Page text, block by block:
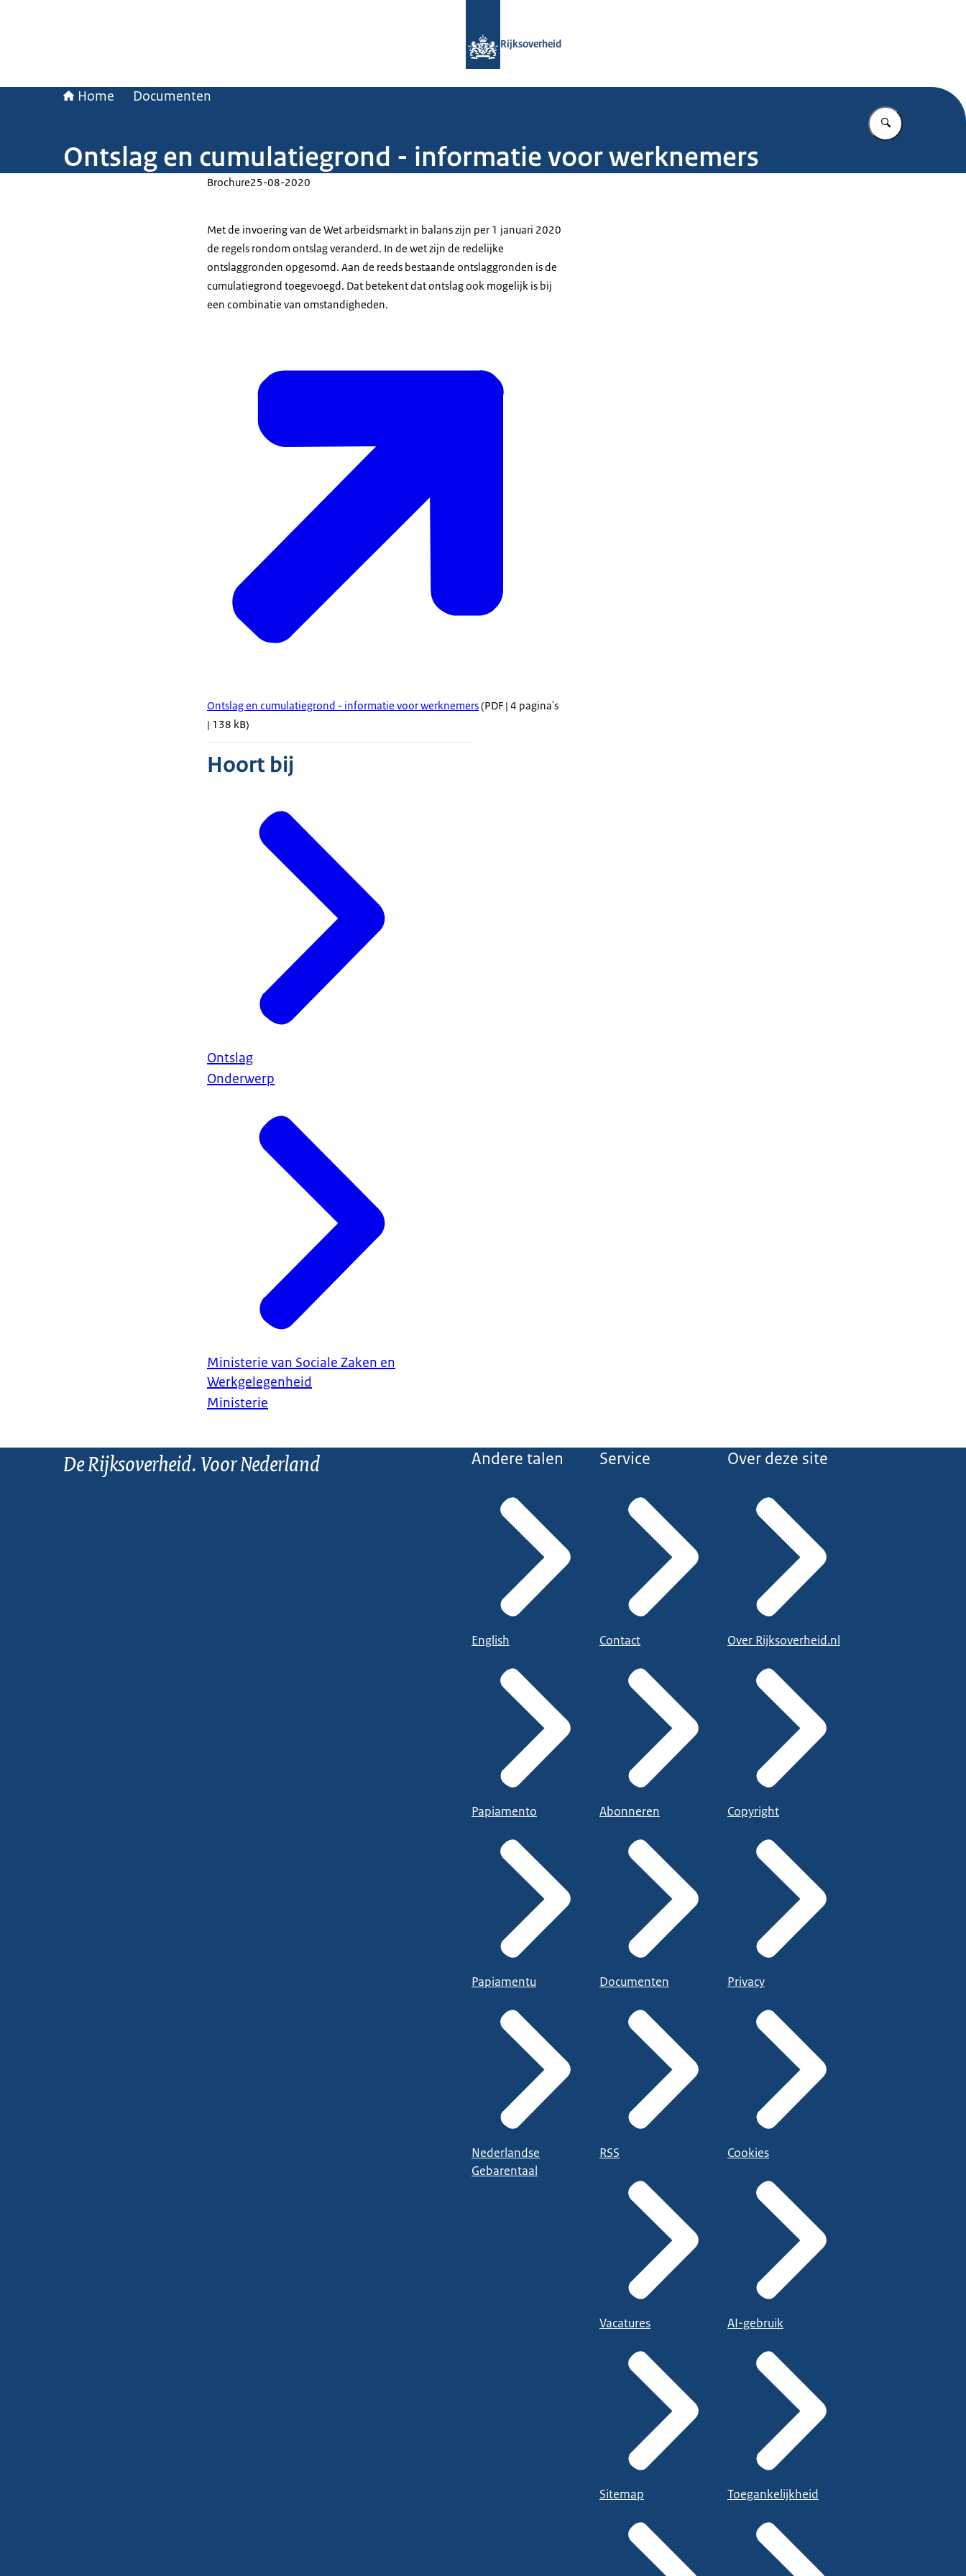
Rijksoverheid
Home Documenten
Vul in wat u
Ontslag en cumulatiegrond - informatie voor werknemers
Brochure25-08-2020
Met de invoering van de Wet arbeidsmarkt in balans zijn per 1 januari 2020
de regels rondom ontslag veranderd. In de wet zijn de redelijke
ontslaggronden opgesomd. Aan de reeds bestaande ontslaggronden is de
cumulatiegrond toegevoegd. Dat betekent dat ontslag ook mogelijk is bij
een combinatie van omstandigheden.
Ontslag en cumulatiegrond - informatie voor werknemers(PDF | 4 pagina's
| 138 kB)
Hoort bij
Ontslag
Onderwerp
Ministerie van Sociale Zaken en
Werkgelegenheid
Ministerie
De Rijksoverheid. Voor Nederland Andere talen
English
Papiamento
Papiamentu
Nederlandse
Gebarentaal
Service
Contact
Abonneren
Documenten
RSS
Vacatures
Sitemap
Over deze site
Over Rijksoverheid.nl
Copyright
Privacy
Cookies
AI-gebruik
Toegankelijkheid